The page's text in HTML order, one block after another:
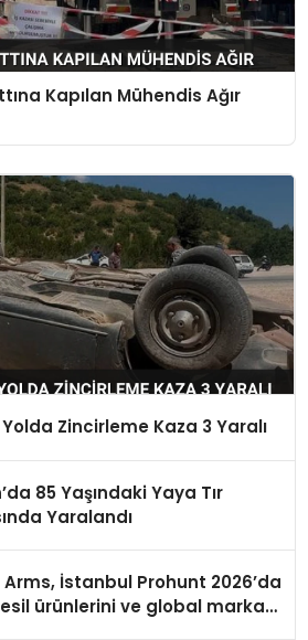
Kapılan Mühendis Ağır
Yolda Zincirleme Kaza 3 Yaralı
85 Yaşındaki Yaya Tır
Yaralandı
Arms, İstanbul Prohunt 2026’da
ürünlerini ve global marka